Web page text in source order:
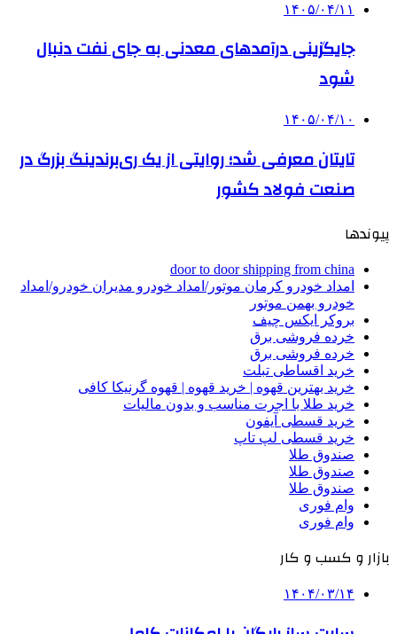
۱۴۰۵/۰۴/۱۱
جایگزینی درآمدهای معدنی به جای نفت دنبال
شود
۱۴۰۵/۰۴/۱۰
تایتان معرفی شد؛ روایتی از یک ری‌برندینگ بزرگ در
صنعت فولاد کشور
پیوندها
door to door shipping from china
امداد خودرو کرمان موتور/امداد خودرو مدیران خودرو/امداد
خودرو بهمن موتور
بروکر ایکس چیف
خرده فروشی برق
خرده فروشی برق
خرید اقساطی تبلت
خرید بهترین قهوه | خرید قهوه | قهوه گرنیکا کافی
خرید طلا با اجرت مناسب و بدون مالیات
خرید قسطی آیفون
خرید قسطی لپ تاپ
صندوق طلا
صندوق طلا
صندوق طلا
وام فوری
وام فوری
بازار و کسب و کار
۱۴۰۴/۰۳/۱۴